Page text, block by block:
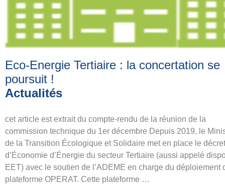
Eco-Energie Tertiaire : la concertation se
poursuit !
Actualités
cet article est extrait du compte-rendu de la réunion de la
commission technique du 1er décembre Depuis 2019, le
de la Transition Écologique et Solidaire met en place le décret
d’Économie d’Énergie du secteur Tertiaire (aussi appelé
EET) avec le soutien de l’ADEME en charge du déploiement
plateforme OPERAT. Cette plateforme …